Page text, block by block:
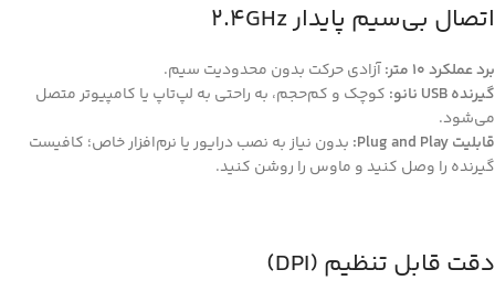
اتصال بی‌سیم پایدار 2.4GHz
برد عملکرد ۱۰ متر:
آزادی حرکت بدون محدودیت سیم.
گیرنده USB نانو:
کوچک و کم‌حجم، به راحتی به لپ‌تاپ یا کامپیوتر متصل
می‌شود.
قابلیت Plug and Play:
بدون نیاز به نصب درایور یا نرم‌افزار خاص؛ کافیست
گیرنده را وصل کنید و ماوس را روشن کنید.
دقت قابل تنظیم (DPI)